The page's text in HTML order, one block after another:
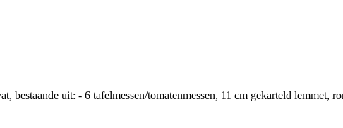
uit: - 6 tafelmessen/tomatenmessen, 11 cm gekarteld lemmet,